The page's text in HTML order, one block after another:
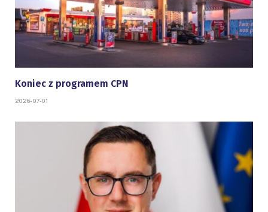
Koniec z programem CPN
2026-07-01